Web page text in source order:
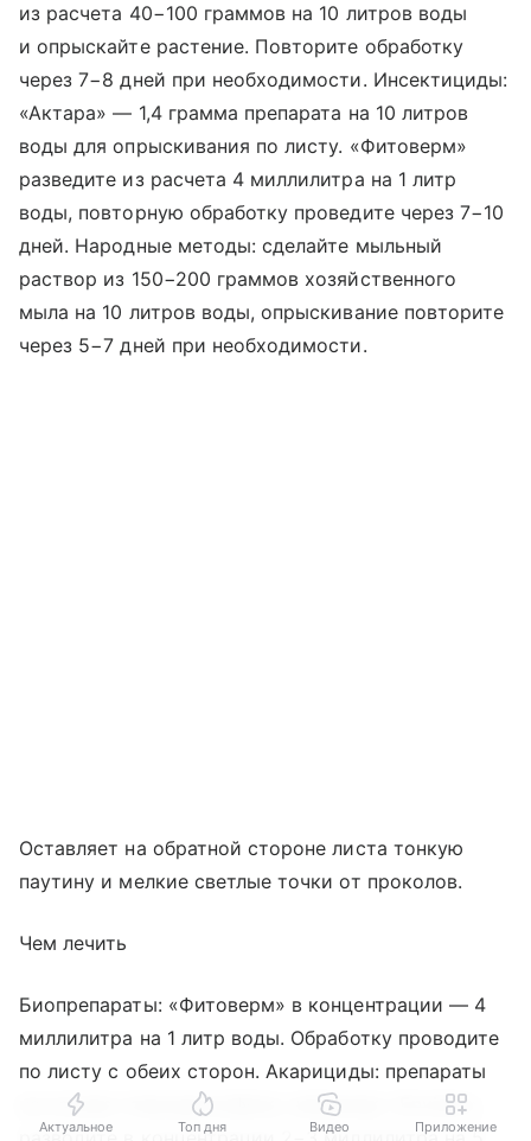
из расчета 40−100 граммов на 10 литров воды
и опрыскайте растение. Повторите обработку
через 7−8 дней при необходимости. Инсектициды:
«Актара» — 1,4 грамма препарата на 10 литров
воды для опрыскивания по листу. «Фитоверм»
разведите из расчета 4 миллилитра на 1 литр
воды, повторную обработку проведите через 7−10
дней. Народные методы: сделайте мыльный
раствор из 150−200 граммов хозяйственного
мыла на 10 литров воды, опрыскивание повторите
через 5−7 дней при необходимости.
Оставляет на обратной стороне листа тонкую
паутину и мелкие светлые точки от проколов.
Чем лечить
Биопрепараты: «Фитоверм» в концентрации — 4
миллилитра на 1 литр воды. Обработку проводите
по листу с обеих сторон. Акарициды: препараты
на основе спиродиклофена, например «Envidor»,
Актуальное Топ дня Видео Приложение